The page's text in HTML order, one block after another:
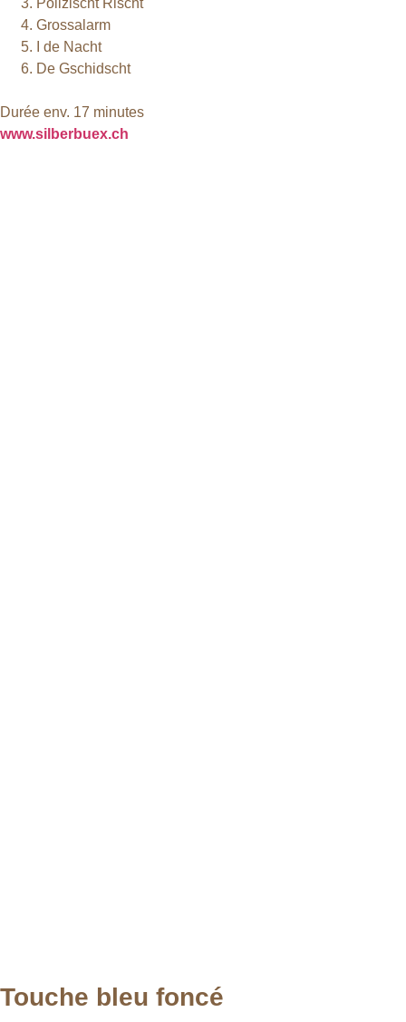
Grossalarm
I de Nacht
De Gschidscht
Durée env. 17 minutes
www.silberbuex.ch
Touche bleu foncé